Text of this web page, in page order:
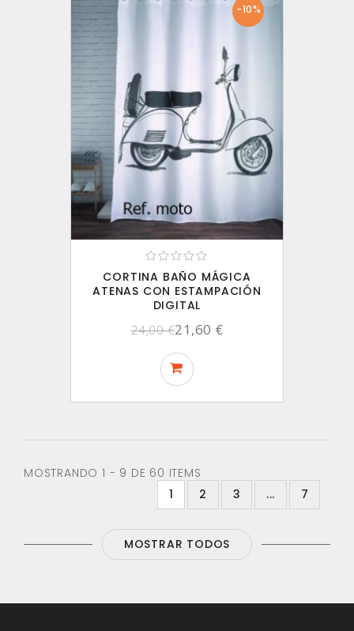
-10%
CORTINA BAÑO MÁGICA
ATENAS CON ESTAMPACIÓN
DIGITAL
24,00 €21,60 €
MOSTRANDO 1 - 9 DE 60 ITEMS
1
2 3 ... 7
MOSTRAR TODOS